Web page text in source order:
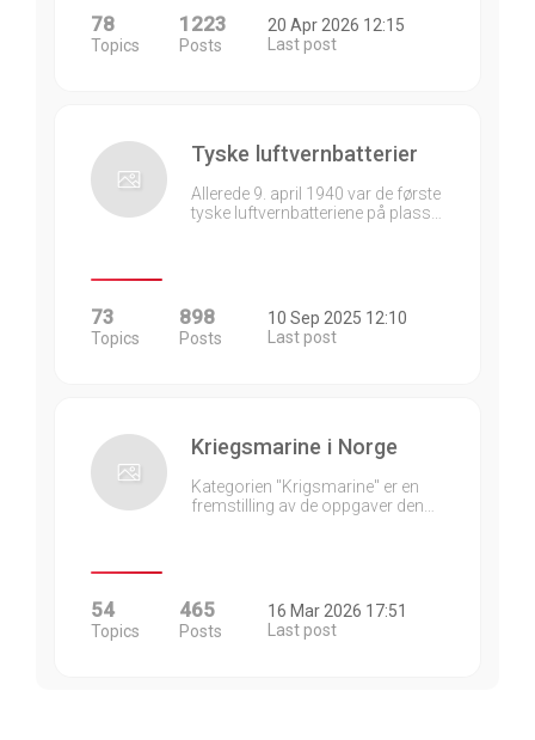
78
Topics
1223
Posts
20 Apr 2026 12:15
Last post
Tyske luftvernbatterier
Allerede 9. april 1940 var de første
tyske luftvernbatteriene på plass…
73
Topics
898
Posts
10 Sep 2025 12:10
Last post
Kriegsmarine i Norge
Kategorien "Krigsmarine" er en
fremstilling av de oppgaver den…
54
Topics
465
Posts
16 Mar 2026 17:51
Last post